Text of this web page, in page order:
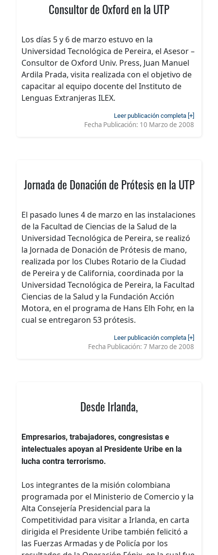
Consultor de Oxford en la UTP
Los días 5 y 6 de marzo estuvo en la
Universidad Tecnológica de Pereira, el Asesor –
Consultor de Oxford Univ. Press, Juan Manuel
Ardila Prada, visita realizada con el objetivo de
capacitar al equipo docente del Instituto de
Lenguas Extranjeras ILEX.
Leer publicación completa [+]
Fecha Publicación: 10 Marzo de 2008
Jornada de Donación de Prótesis en la UTP
El pasado lunes 4 de marzo en las instalaciones
de la Facultad de Ciencias de la Salud de la
Universidad Tecnológica de Pereira, se realizó
la Jornada de Donación de Prótesis de mano,
realizada por los Clubes Rotario de la Ciudad
de Pereira y de California, coordinada por la
Universidad Tecnológica de Pereira, la Facultad
Ciencias de la Salud y la Fundación Acción
Motora, en el programa de Hans Elh Fohr, en la
cual se entregaron 53 prótesis.
Leer publicación completa [+]
Fecha Publicación: 7 Marzo de 2008
Desde Irlanda,
Empresarios, trabajadores, congresistas e
intelectuales apoyan al Presidente Uribe en la
lucha contra terrorismo.
Los integrantes de la misión colombiana
programada por el Ministerio de Comercio y la
Alta Consejería Presidencial para la
Competitividad para visitar a Irlanda, en carta
dirigida el Presidente Uribe también felicitó a
las Fuerzas Armadas y de Policía por los